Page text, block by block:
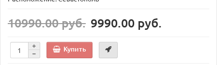
10990.00 руб. 9990.00 руб.
Купить